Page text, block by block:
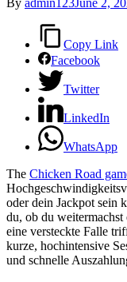
Copy Link
Facebook
Twitter
LinkedIn
WhatsApp
The Chicken Road
oder dein Jackpot sein
du, ob du
eine versteckte Falle
kurze, hochintensive
und schnelle